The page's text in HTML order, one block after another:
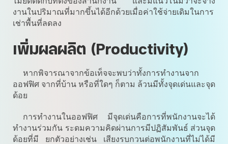
งานในปริมาณที่มากขึ้นได้อีกด้วยเมื่อค่าใช้จ่ายเดิมในการ
เช่าพื้นที่ลดลง
เพิ่มผลผลิต (Productivity)
หากพิจารณาจากข้อเท็จจะพบว่าทั้งการทำงานจาก
ออฟฟิศ จากที่บ้าน หรือที่ใดๆ ก็ตาม ล้วนมีทั้งจุดเด่นและจุด
ด้อย
การทำงานในออฟฟิศ มีจุดเด่นคือการที่พนักงานจะได้
ทำงานร่วมกัน ระดมความคิดผ่านการมีปฏิสัมพันธ์ ส่วนจุด
ด้อยที่มี ยกตัวอย่างเช่น เสียงรบกวนต่อพนักงานที่ไม่ได้มี